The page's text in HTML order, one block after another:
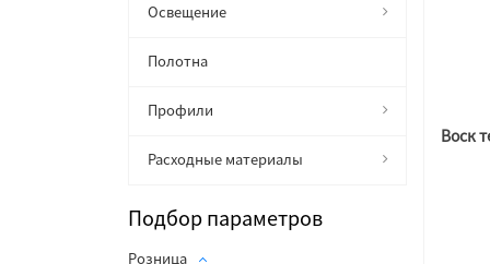
Освещение
Полотна
Профили
Расходные материалы
Подбор параметров
Розница